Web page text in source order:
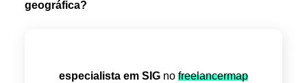
geográfica?
especialista em SIG no freelancermap